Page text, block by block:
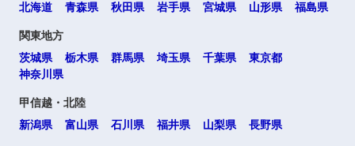
その他
山口県 徳島県
北海道
青森県 秋田県 岩手県 宮城県 山形県 福島県
関東地方
茨城県
栃木県 群馬県 埼玉県 千葉県
東京都
神奈川県
甲信越・北陸
新潟県
富山県 石川県 福井県 山梨県 長野県